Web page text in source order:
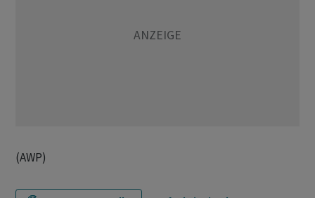
(AWP)